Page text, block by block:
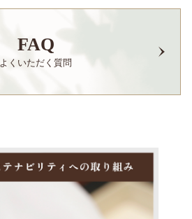
FAQ
よくいただく質問